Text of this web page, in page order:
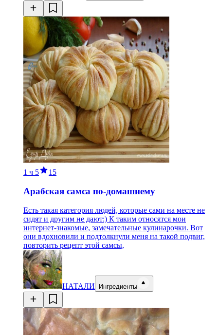
1 ч 5 15
Арабская самса по-домашнему
Есть такая категория людей, которые сами на месте не
сидят и другим не дают:) К таким относятся мои
интернет-знакомые, замечательные кулинарочки. Вот
они вдохновили и подтолкнули меня на такой подвиг,
повторить рецепт этой самсы,
НАТАЛИ Ингредиенты